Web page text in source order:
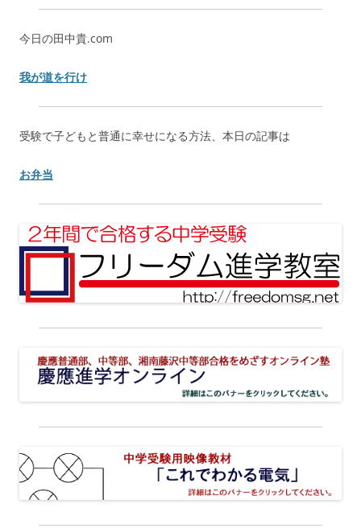
今日の田中貴.com
我が道を行け
受験で子どもと普通に幸せになる方法、本日の記事は
お弁当